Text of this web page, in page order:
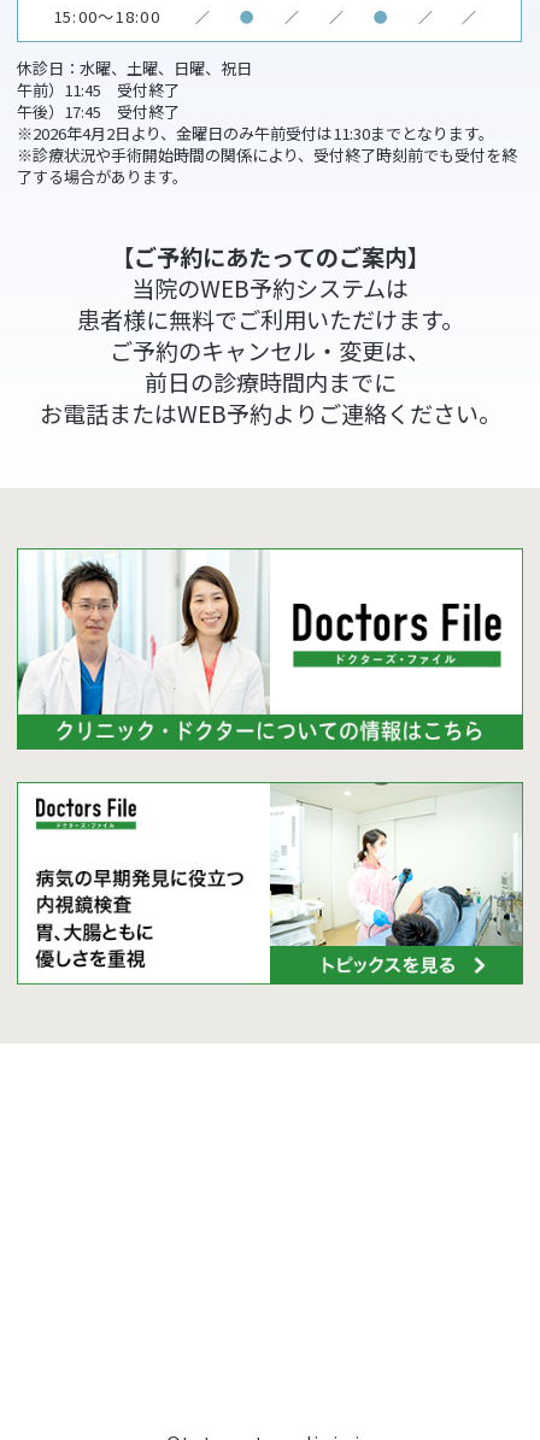
15:00～18:00 ／ ● ／ ／ ● ／ ／
休診日：水曜、土曜、日曜、祝日
午前）11:45 受付終了
午後）17:45 受付終了
※2026年4月2日より、金曜日のみ午前受付は11:30までとなります。
※診療状況や手術開始時間の関係により、受付終了時刻前でも受付を終
了する場合があります。
【ご予約にあたってのご案内】
当院のWEB予約システムは
患者様に無料でご利用いただけます。
ご予約のキャンセル・変更は、
前日の診療時間内までに
お電話またはWEB予約よりご連絡ください。